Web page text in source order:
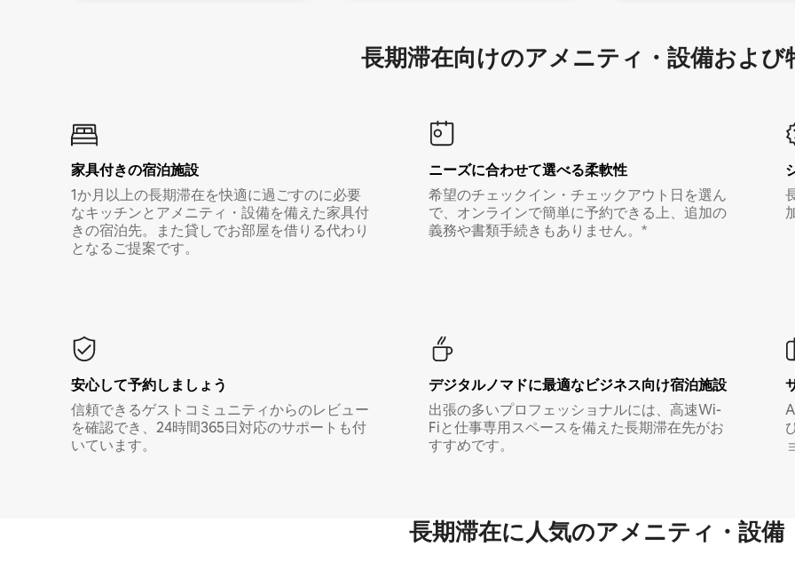
長期滞在向け⁠のア⁠メ⁠ニ⁠テ⁠ィ⁠・設⁠備⁠および
家具付き⁠の宿⁠泊⁠施⁠設
1か月以上の長期滞在を快適に過ごすのに必要
なキッチンとアメニティ・設備を備えた家具付
きの宿泊先。また貸しでお部屋を借りる代わり
となるご提案です。
ニーズに合わせて選べる柔軟性
希望のチェックイン・チェックアウト日を選ん
で、オンラインで簡単に予約できる上、追加の
義務や書類手続きもありません。*
安心して予約しましょう
信頼できるゲストコミュニティからのレビュー
を確認でき、24時間365日対応のサポートも付
いています。
デジタルノマド⁠に最⁠適⁠なビ⁠ジ⁠ネ⁠ス⁠向⁠け宿⁠泊⁠施⁠設
出張の多いプロフェッショナルには、高速Wi-
Fiと仕事専用スペースを備えた長期滞在先がお
すすめです。
長期滞在に人気のアメニティ・設備